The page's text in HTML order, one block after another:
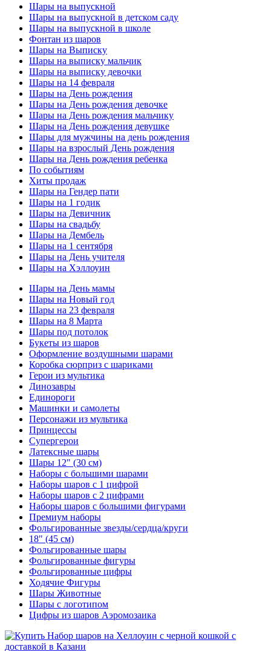
Шары на выпускной
Шары на выпускной в детском саду
Шары на выпускной в школе
Фонтан из шаров
Шары на Выписку
Шары на выписку мальчик
Шары на выписку девочки
Шары на 14 февраля
Шары на День рождения
Шары на День рождения девочке
Шары на День рождения мальчику
Шары на День рождения девушке
Шары для мужчины на день рождения
Шары на взрослый День рождения
Шары на День рождения ребенка
По событиям
Хиты продаж
Шары на Гендер пати
Шары на 1 годик
Шары на Девичник
Шары на свадьбу
Шары на Дембель
Шары на 1 сентября
Шары на День учителя
Шары на Хэллоуин
Шары на День мамы
Шары на Новый год
Шары на 23 февраля
Шары на 8 Марта
Шары под потолок
Букеты из шаров
Оформление воздушными шарами
Коробка сюрприз с шариками
Герои из мультика
Динозавры
Единороги
Машинки и самолеты
Персонажи из мультика
Принцессы
Супергерои
Латексные шары
Шары 12" (30 см)
Наборы с большими шарами
Наборы шаров с 1 цифрой
Наборы шаров с 2 цифрами
Наборы шаров с большими фигурами
Премиум наборы
Фольгированные звезды/сердца/круги
18" (45 см)
Фольгированные шары
Фольгированные фигуры
Фольгированные цифры
Ходячие Фигуры
Шары Животные
Шары с логотипом
Цифры из шаров Аэромозаика